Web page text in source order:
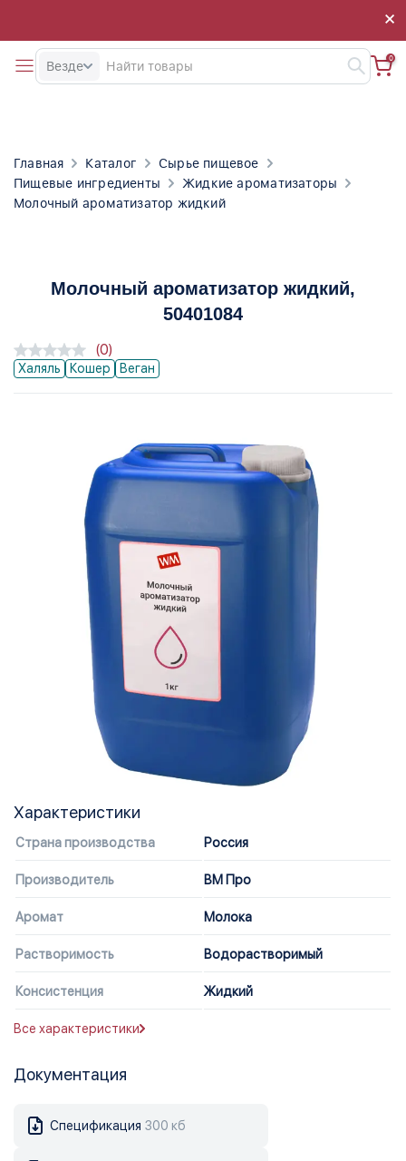
×
×
Везде
0
Главная Каталог
Сырье пищевое
Пищевые ингредиенты
Жидкие ароматизаторы
Молочный ароматизатор жидкий
Молочный ароматизатор жидкий,
50401084
Халяль Кошер Веган
(0)
Характеристики
Страна производства Россия
Производитель ВМ Про
Аромат Молока
Растворимость Водорастворимый
Консистенция Жидкий
Все характеристики
Документация
Спецификация 300 кб